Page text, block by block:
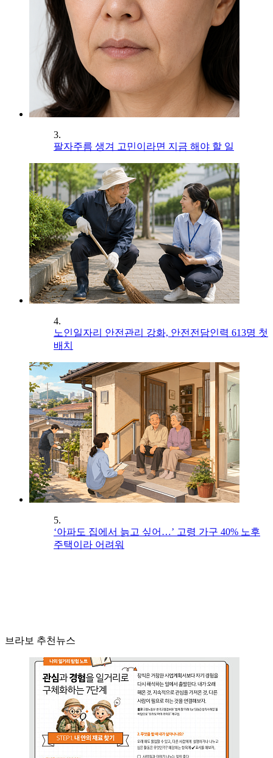
3.
팔자주름 생겨 고민이라면 지금 해야 할 일
4.
노인일자리 안전관리 강화, 안전전담인력 613명 첫
배치
5.
‘아파도 집에서 늙고 싶어…’ 고령 가구 40% 노후
주택이라 어려워
브라보 추천뉴스